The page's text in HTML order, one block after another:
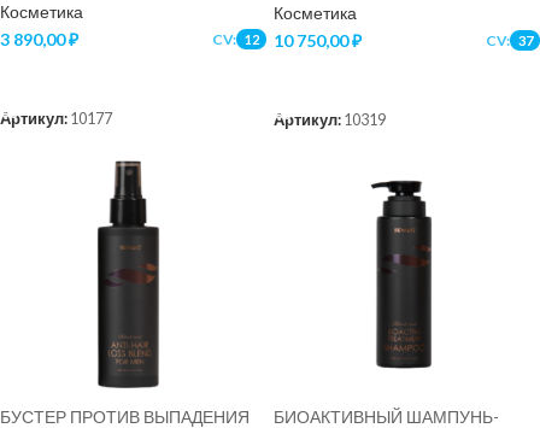
Косметика
3 890,00₽ CV: 12
Артикул: 10177
Косметика
10 750,00₽ CV: 37
Артикул: 10319
БУСТЕР ПРОТИВ ВЫПАДЕНИЯ
БИОАКТИВНЫЙ ШАМПУНЬ-